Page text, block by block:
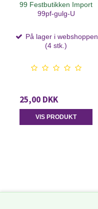
99 Festbutikken Import
99pf-gulg-U
På lager i webshoppen
(4 stk.)
25,00 DKK
VIS PRODUKT